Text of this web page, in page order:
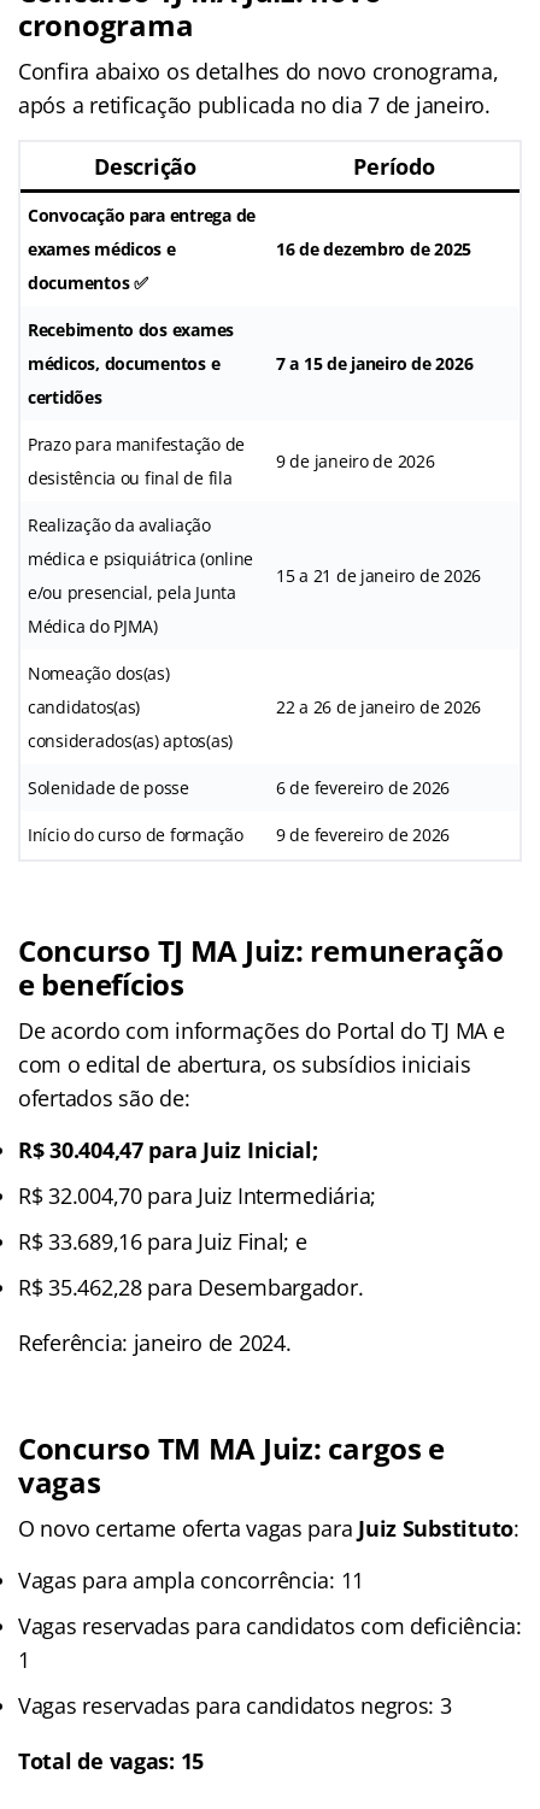
cronograma
Confira abaixo os detalhes do novo cronograma,
após a retificação publicada no dia 7 de janeiro.
Descrição Período
Convocação para entrega de
exames médicos e
documentos ✅
16 de dezembro de 2025
Recebimento dos exames
médicos, documentos e
certidões
7 a 15 de janeiro de 2026
Prazo para manifestação de
desistência ou final de fila
9 de janeiro de 2026
Realização da avaliação
médica e psiquiátrica (online
e/ou presencial, pela Junta
Médica do PJMA)
15 a 21 de janeiro de 2026
Nomeação dos(as)
candidatos(as)
considerados(as) aptos(as)
22 a 26 de janeiro de 2026
Solenidade de posse 6 de fevereiro de 2026
Início do curso de formação 9 de fevereiro de 2026
Concurso TJ MA Juiz: remuneração
e benefícios
De acordo com informações do Portal do TJ MA e
com o edital de abertura, os subsídios iniciais
ofertados são de:
R$ 30.404,47 para Juiz Inicial;
R$ 32.004,70 para Juiz Intermediária;
R$ 33.689,16 para Juiz Final; e
R$ 35.462,28 para Desembargador.
Referência: janeiro de 2024.
Concurso TM MA Juiz: cargos e
vagas
O novo certame oferta vagas para Juiz Substituto:
Vagas para ampla concorrência: 11
Vagas reservadas para candidatos com deficiência:
1
Vagas reservadas para candidatos negros: 3
Total de vagas: 15